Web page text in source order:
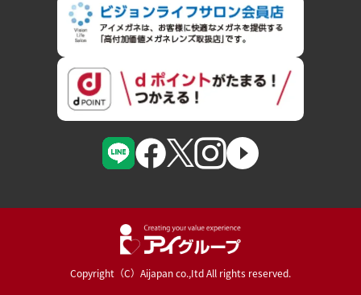
Copyright（C）Aijapan co.,Itd All rights reserved.